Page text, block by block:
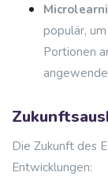
populär,
Portionen
Die Zukunft des
Entwicklungen: